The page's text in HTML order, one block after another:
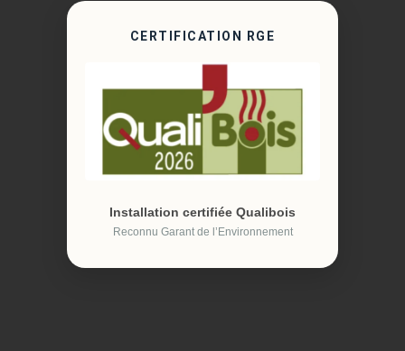
CERTIFICATION RGE
Installation certifiée Qualibois
Reconnu Garant de l’Environnement